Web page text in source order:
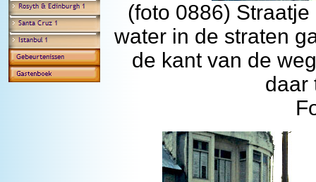
(foto 0886)
water in de straten
de kant van de
daar